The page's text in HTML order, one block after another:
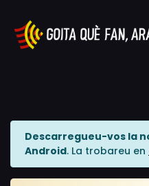
Descarregueu-vos la
Android. La trobareu en